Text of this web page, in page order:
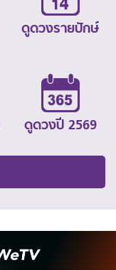
ดูดวงรายปักษ์
ดูดวงปี 2569